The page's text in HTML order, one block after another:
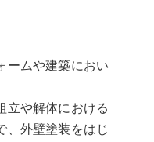
ームや建築におい
立や解体における
、外壁塗装をはじ